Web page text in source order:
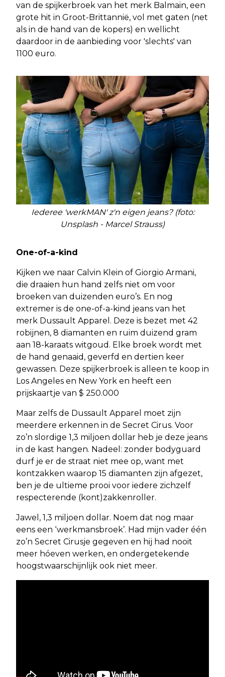
van de spijkerbroek van het merk Balmain, een
grote hit in Groot-Brittannië, vol met gaten (net
als in de hand van de kopers) en wellicht
daardoor in de aanbieding voor 'slechts' van
1100 euro.
Iederee 'werkMAN' z'n eigen jeans? (foto:
Unsplash - Marcel Strauss)
One-of-a-kind
Kijken we naar Calvin Klein of Giorgio Armani,
die draaien hun hand zelfs niet om voor
broeken van duizenden euro’s. En nog
extremer is de one-of-a-kind jeans van het
merk Dussault Apparel. Deze is bezet met 42
robijnen, 8 diamanten en ruim duizend gram
aan 18-karaats witgoud. Elke broek wordt met
de hand genaaid, geverfd en dertien keer
gewassen. Deze spijkerbroek is alleen te koop in
Los Angeles en New York en heeft een
prijskaartje van $ 250.000
Maar zelfs de Dussault Apparel moet zijn
meerdere erkennen in de Secret Cirus. Voor
zo’n slordige 1,3 miljoen dollar heb je deze jeans
in de kast hangen. Nadeel: zonder bodyguard
durf je er de straat niet mee op, want met
kontzakken waarop 15 diamanten zijn afgezet,
ben je de ultieme prooi voor iedere zichzelf
respecterende (kont)zakkenroller.
Jawel, 1,3 miljoen dollar. Noem dat nog maar
eens een ‘werkmansbroek’. Had mijn vader één
zo’n Secret Cirusje gegeven en hij had nooit
meer hóeven werken, en ondergetekende
hoogstwaarschijnlijk ook niet meer.